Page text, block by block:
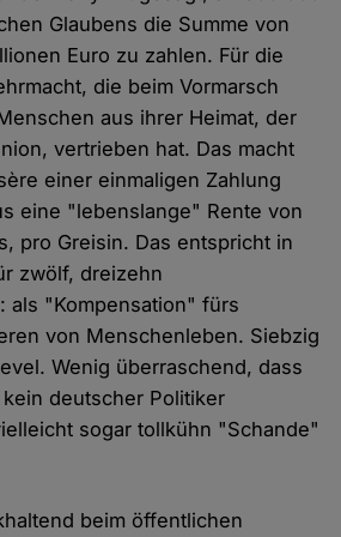
Glaubens die Summe von
Euro zu zahlen. Für die
die beim Vormarsch
aus ihrer Heimat, der
vertrieben hat. Das macht
einer einmaligen Zahlung
eine "lebenslange" Rente von
pro Greisin. Das entspricht in
zwölf, dreizehn
als "Kompensation" fürs
von Menschenleben. Siebzig
Wenig überraschend, dass
deutscher Politiker
sogar tollkühn "Schande"
beim öffentlichen